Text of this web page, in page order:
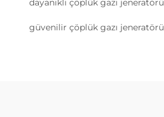
dayanıklı çöplük gazı jeneratörü
güvenilir çöplük gazı jeneratörü